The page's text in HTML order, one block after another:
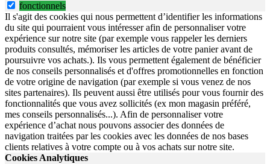
fonctionnels
Il s'agit des cookies qui nous permettent d’identifier les informations
du site qui pourraient vous intéresser afin de personnaliser votre
expérience sur notre site (par exemple vous rappeler les derniers
produits consultés, mémoriser les articles de votre panier avant de
poursuivre vos achats.). Ils vous permettent également de bénéficier
de nos conseils personnalisés et d'offres promotionnelles en fonction
de votre origine de navigation (par exemple si vous venez de nos
sites partenaires). Ils peuvent aussi être utilisés pour vous fournir des
fonctionnalités que vous avez sollicités (ex mon magasin préféré,
mes conseils personnalisés...). Afin de personnaliser votre
expérience d’achat nous pouvons associer des données de
navigation traitées par les cookies avec les données de nos bases
clients relatives à votre compte ou à vos achats sur notre site.
Cookies Analytiques